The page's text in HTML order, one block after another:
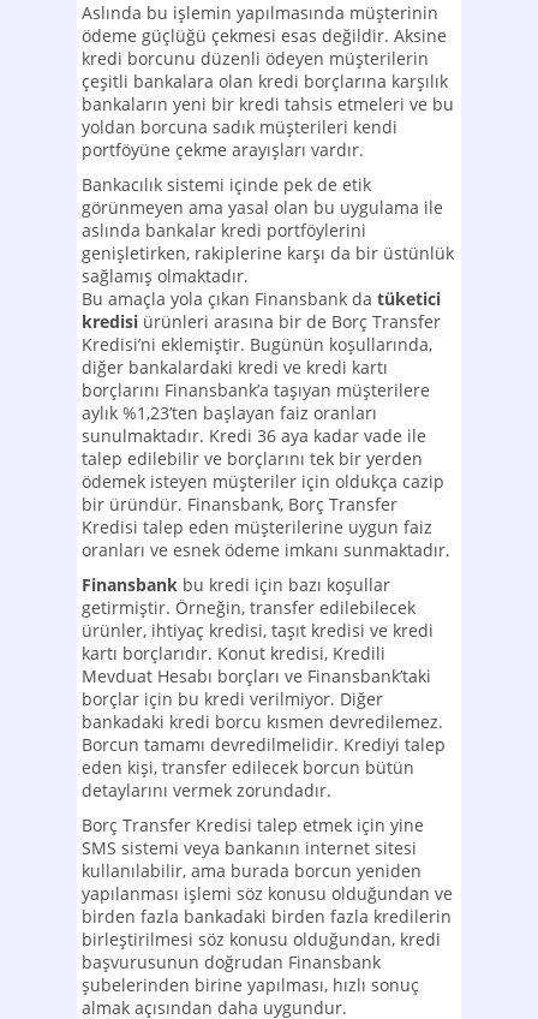
Aslında bu işlemin yapılmasında müşterinin
ödeme güçlüğü çekmesi esas değildir. Aksine
kredi borcunu düzenli ödeyen müşterilerin
çeşitli bankalara olan kredi borçlarına karşılık
bankaların yeni bir kredi tahsis etmeleri ve bu
yoldan borcuna sadık müşterileri kendi
portföyüne çekme arayışları vardır.
Bankacılık sistemi içinde pek de etik
görünmeyen ama yasal olan bu uygulama ile
aslında bankalar kredi portföylerini
genişletirken, rakiplerine karşı da bir üstünlük
sağlamış olmaktadır.
Bu amaçla yola çıkan Finansbank da tüketici
kredisi ürünleri arasına bir de Borç Transfer
Kredisi’ni eklemiştir. Bugünün koşullarında,
diğer bankalardaki kredi ve kredi kartı
borçlarını Finansbank’a taşıyan müşterilere
aylık %1,23’ten başlayan faiz oranları
sunulmaktadır. Kredi 36 aya kadar vade ile
talep edilebilir ve borçlarını tek bir yerden
ödemek isteyen müşteriler için oldukça cazip
bir üründür. Finansbank, Borç Transfer
Kredisi talep eden müşterilerine uygun faiz
oranları ve esnek ödeme imkanı sunmaktadır.
Finansbank bu kredi için bazı koşullar
getirmiştir. Örneğin, transfer edilebilecek
ürünler, ihtiyaç kredisi, taşıt kredisi ve kredi
kartı borçlarıdır. Konut kredisi, Kredili
Mevduat Hesabı borçları ve Finansbank’taki
borçlar için bu kredi verilmiyor. Diğer
bankadaki kredi borcu kısmen devredilemez.
Borcun tamamı devredilmelidir. Krediyi talep
eden kişi, transfer edilecek borcun bütün
detaylarını vermek zorundadır.
Borç Transfer Kredisi talep etmek için yine
SMS sistemi veya bankanın internet sitesi
kullanılabilir, ama burada borcun yeniden
yapılanması işlemi söz konusu olduğundan ve
birden fazla bankadaki birden fazla kredilerin
birleştirilmesi söz konusu olduğundan, kredi
başvurusunun doğrudan Finansbank
şubelerinden birine yapılması, hızlı sonuç
almak açısından daha uygundur.